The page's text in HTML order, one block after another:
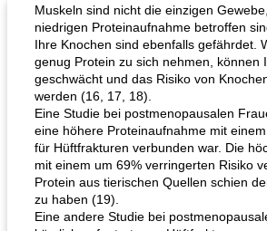
Muskeln sind nicht die einzigen
niedrigen Proteinaufnahme betroffen
Ihre Knochen sind ebenfalls gefährdet.
genug Protein zu sich nehmen, können
geschwächt und das Risiko von
werden (16, 17, 18).
Eine Studie bei postmenopausalen
eine höhere Proteinaufnahme mit
für Hüftfrakturen verbunden war. Die
mit einem um 69% verringerten Risiko
Protein aus tierischen Quellen schien
zu haben (19).
Eine andere Studie bei